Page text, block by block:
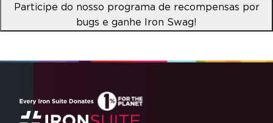
Participe do nosso programa de recompensas por
bugs e ganhe Iron Swag!